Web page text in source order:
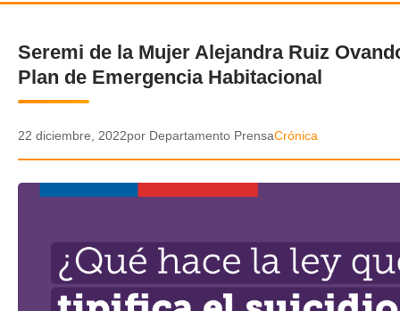
CRÓNICA
DEPORTES
ENTRETENIMIENTO Y CULTURA
POLICIAL
VIDEOS
GALERIA DE FOTOS
✕
Seremi de la Mujer Alejandra Ruiz
Plan de Emergencia Habitacional
22 diciembre, 2022por Departamento PrensaCrónica